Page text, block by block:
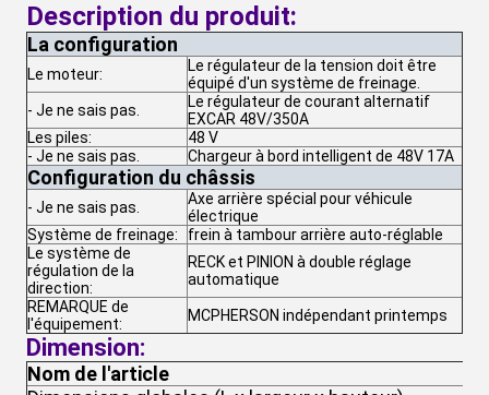
Description du produit:
La configuration
Le moteur:
Le régulateur de la tension doit être
équipé d'un système de freinage.
- Je ne sais pas.
Le régulateur de courant alternatif
EXCAR 48V/350A
Les piles:
48 V
- Je ne sais pas.
Chargeur à bord intelligent de 48V 17A
Configuration du châssis
- Je ne sais pas.
Axe arrière spécial pour véhicule
électrique
Système de freinage:
frein à tambour arrière auto-réglable
Le système de
régulation de la
direction:
RECK et PINION à double réglage
automatique
REMARQUE de
l'équipement:
MCPHERSON indépendant printemps
Dimension:
Nom de l'article